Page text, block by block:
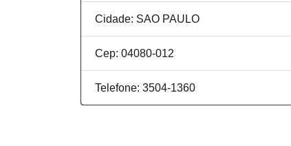
Cidade: SAO PAULO
Cep: 04080-012
Telefone: 3504-1360